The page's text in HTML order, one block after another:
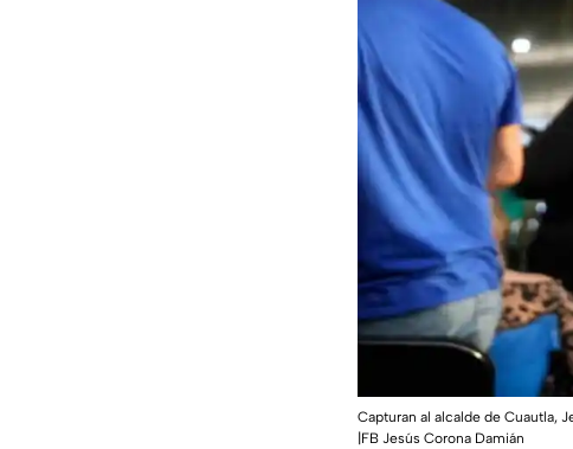
Capturan al alcalde de Cuautla,
|FB Jesús Corona Damián